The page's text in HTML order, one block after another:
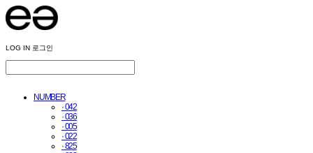
LOG IN 로그인
NUMBER
· 042
· 036
· 005
· 022
· 825